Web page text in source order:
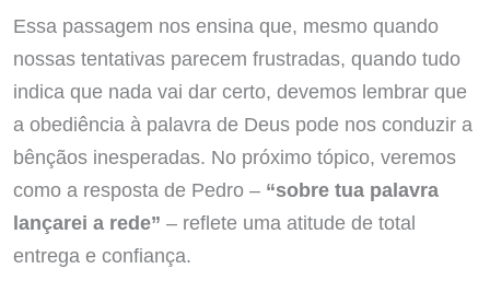
Essa passagem nos ensina que, mesmo quando
nossas tentativas parecem frustradas, quando tudo
indica que nada vai dar certo, devemos lembrar que
a obediência à palavra de Deus pode nos conduzir a
bênçãos inesperadas. No próximo tópico, veremos
como a resposta de Pedro – “sobre tua palavra
lançarei a rede” – reflete uma atitude de total
entrega e confiança.